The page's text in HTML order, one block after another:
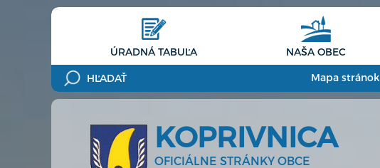
ÚRADNÁ TABUĽA NAŠA OBEC
Mapa stránok
KOPRIVNICA
OFICIÁLNE STRÁNKY OBCE